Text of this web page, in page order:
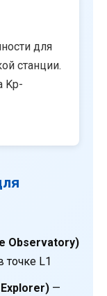
для
станции.
Kp-
Observatory)
точке L1
—